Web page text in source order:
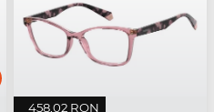
458,02 RON